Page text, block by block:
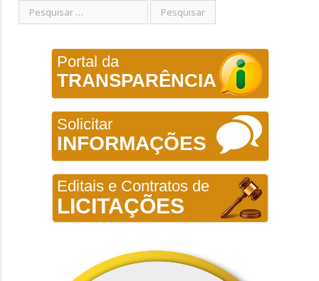
Portal da
TRANSPARÊNCIA
Solicitar
INFORMAÇÕES
Editais e Contratos de
LICITAÇÕES